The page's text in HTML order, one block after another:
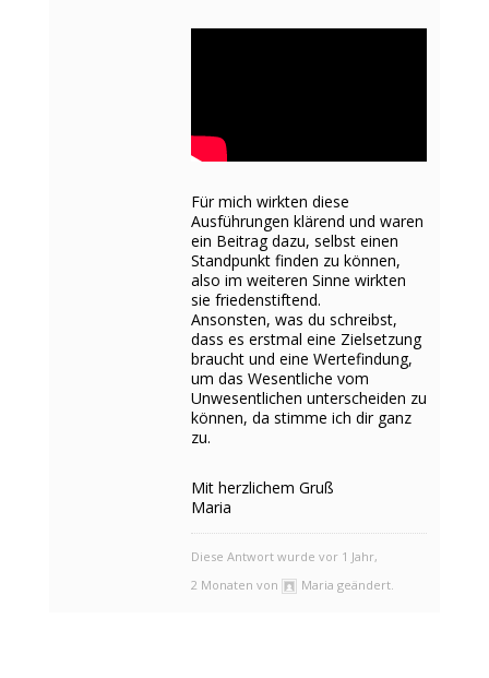
Für mich wirkten diese
Ausführungen klärend und waren
ein Beitrag dazu, selbst einen
Standpunkt finden zu können,
also im weiteren Sinne wirkten
sie friedenstiftend.
Ansonsten, was du schreibst,
dass es erstmal eine Zielsetzung
braucht und eine Wertefindung,
um das Wesentliche vom
Unwesentlichen unterscheiden zu
können, da stimme ich dir ganz
zu.
Mit herzlichem Gruß
Maria
Diese Antwort wurde vor 1 Jahr,
2 Monaten von
Maria geändert.